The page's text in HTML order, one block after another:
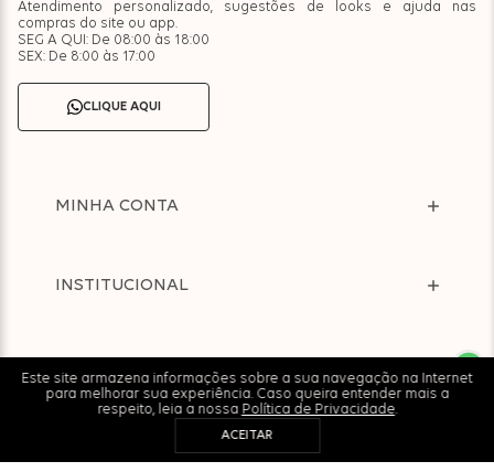
Este site armazena informações sobre a sua navegação na Internet
para melhorar sua experiência. Caso queira entender mais a
respeito, leia a nossa Política de Privacidade.
ACEITAR
Atendimento personalizado, sugestões de looks e ajuda nas
compras do site ou app.
SEG A QUI: De 08:00 às 18:00
SEX: De 8:00 às 17:00
CLIQUE AQUI
MINHA CONTA
INSTITUCIONAL